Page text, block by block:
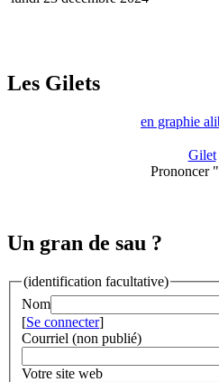
Les Gilets
en graphie
Gilet
Prononcer
Un gran de sau ?
(identification facultative)
Nom
[Se connecter]
Courriel (non publié)
Votre site web